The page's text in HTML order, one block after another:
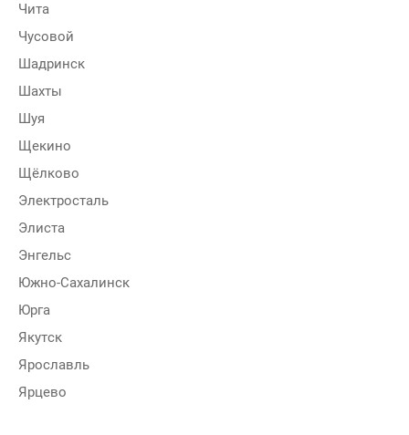
Чита
Чусовой
Шадринск
Шахты
Шуя
Щекино
Щёлково
Электросталь
Элиста
Энгельс
Южно-Сахалинск
Юрга
Якутск
Ярославль
Ярцево